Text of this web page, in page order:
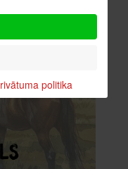
politika